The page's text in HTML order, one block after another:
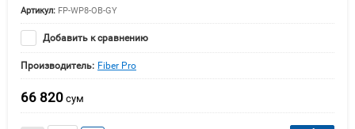
Артикул: FP-WP8-OB-GY
Добавить к сравнению
Производитель: Fiber Pro
66 820 сум